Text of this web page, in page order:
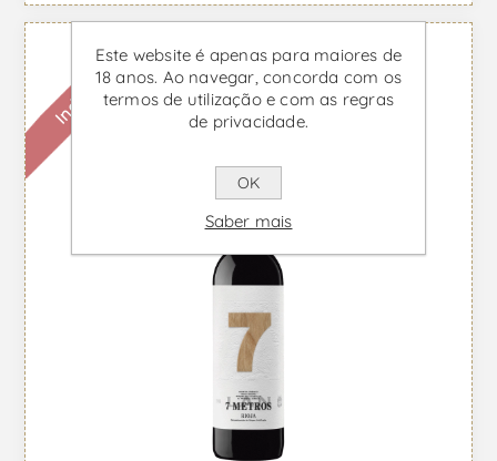
IndisponívelEste website é apenas para maiores de
18 anos. Ao navegar, concorda com os
termos de utilização e com as regras
de privacidade.
OK
Saber mais